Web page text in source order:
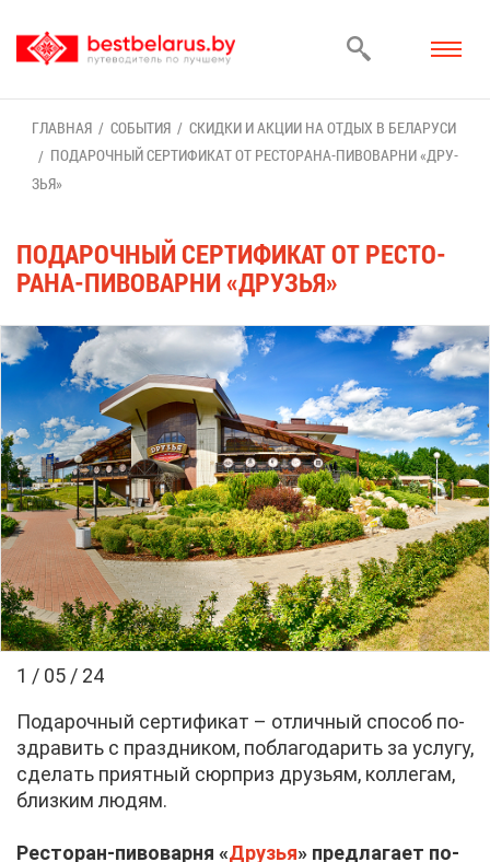
ГЛАВ­НАЯ СО­БЫ­ТИЯ
СКИД­КИ И АК­ЦИИ НА ОТ­ДЫХ В БЕ­ЛА­РУ­СИ
ПО­ДА­РОЧ­НЫЙ СЕР­ТИ­ФИ­КАТ ОТ РЕ­СТО­РА­НА-ПИ­ВО­ВАР­НИ «ДРУ­
ЗЬЯ»
ПО­ДА­РОЧ­НЫЙ СЕР­ТИ­ФИ­КАТ ОТ РЕ­СТО­
РА­НА-ПИ­ВО­ВАР­НИ «ДРУ­ЗЬЯ»
1 / 05 / 24
По­да­роч­ный сер­ти­фи­кат – от­лич­ный спо­соб по­
здра­вить с празд­ни­ком, по­бла­го­да­рить за услу­гу,
сде­лать при­ят­ный сюр­приз дру­зьям, кол­ле­гам,
близ­ким лю­дям.
Ре­сто­ран-пи­во­вар­ня «Дру­зья» пред­ла­га­ет по­